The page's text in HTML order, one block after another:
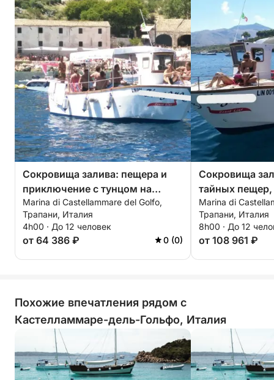
дно, открывая для себя подводный мир, полный
красок. А чтобы прикоснуться к местным
традициям и ощутить настоящий вкус, вы можете
насладиться типичной сицилийской лапшой на
борту. С последней остановкой для последнего
купания в синеве перед возвращением, этот день
станет вихрем веселья, отдыха и празднования,
мальчишником/девичником, о котором вы всегда
мечтали, погруженным в великолепие
Средиземноморья
Сокровища залива: пещера и
приключение с тунцом на
полдня
Marina di Castellammare del Golfo,
Трапани, Италия
4h00 · До 12 человек
от 64 386 ₽ 0 (0)
Сокровища
тайных пещер,
рыбалки на
бесконечной
Marina di
Трапани, Италия
8h00 · До 12
от 108 961 ₽
Похожие впечатления рядом с
Кастелламмаре-дель-Гольфо, Италия